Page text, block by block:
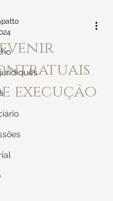
execução